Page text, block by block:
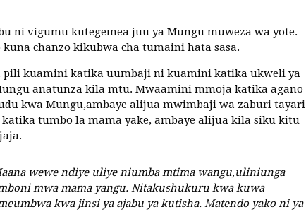
ni vigumu kutegemea juu ya Mungu muweza wa yote.
kuna chanzo kikubwa cha tumaini hata sasa.
pili kuamini katika uumbaji ni kuamini katika ukweli ya
anatunza kila mtu. Mwaamini mmoja katika agano
kwa Mungu,ambaye alijua mwimbaji wa zaburi tayari
tumbo la mama yake, ambaye alijua kila siku kitu
wewe ndiye uliye niumba mtima wangu,uliniunga
mwa mama yangu. Nitakushukuru kwa kuwa
kwa jinsi ya ajabu ya kutisha. Matendo yako ni ya